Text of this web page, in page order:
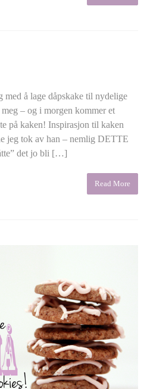
med å lage dåpskake til nydelige
– og i morgen kommer et
på kaken! Inspirasjon til kaken
jeg tok av han – nemlig DETTE
det jo bli […]
Read More